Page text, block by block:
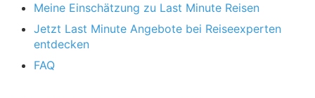
Meine Einschätzung zu Last Minute Reisen
Jetzt Last Minute Angebote bei Reiseexperten
entdecken
FAQ